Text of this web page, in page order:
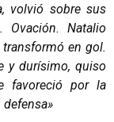
volvió sobre sus
Natalio
en gol.
y durísimo, quiso
favoreció por la